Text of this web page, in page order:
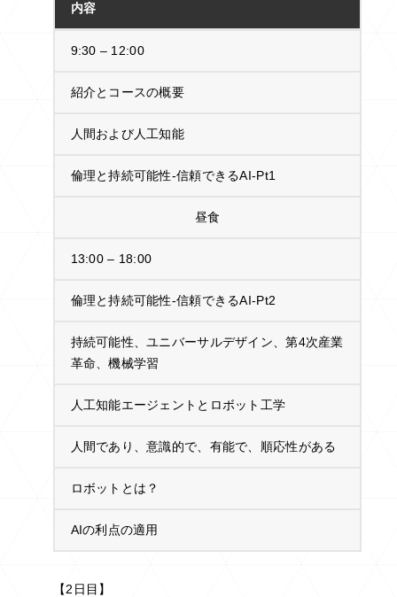
内容
9:30 – 12:00
紹介とコースの概要
人間および人工知能
倫理と持続可能性‐信頼できるAI‐Pt1
昼食
13:00 – 18:00
倫理と持続可能性‐信頼できるAI‐Pt2
持続可能性、ユニバーサルデザイン、第4次産業
革命、機械学習
人工知能エージェントとロボット工学
人間であり、意識的で、有能で、順応性がある
ロボットとは？
AIの利点の適用
【2日目】